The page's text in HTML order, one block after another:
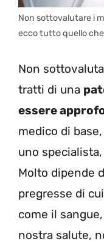
Non sottovalutare i
ecco tutto quello
Non
tratti di una
essere
medico di
uno
Molto dipende
pregresse di
come il
nostra salute,